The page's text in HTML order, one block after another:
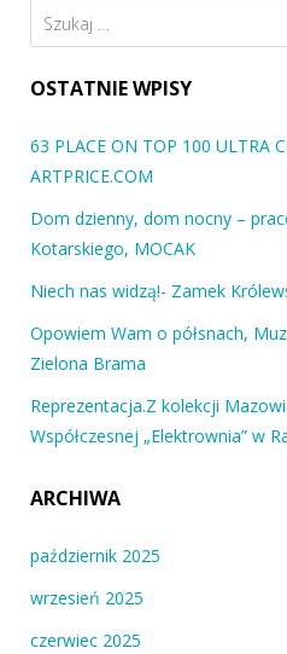
Szukaj:
OSTATNIE WPISY
63 PLACE ON TOP 100 ULTRA
ARTPRICE.COM
Dom dzienny, dom nocny –
Kotarskiego, MOCAK
Niech nas widzą!- Zamek
Opowiem Wam o półsnach,
Zielona Brama
Reprezentacja.Z kolekcji
Współczesnej „Elektrownia” w
ARCHIWA
październik 2025
wrzesień 2025
czerwiec 2025